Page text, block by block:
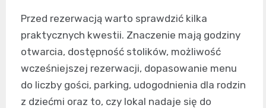
Przed rezerwacją warto sprawdzić kilka
praktycznych kwestii. Znaczenie mają godziny
otwarcia, dostępność stolików, możliwość
wcześniejszej rezerwacji, dopasowanie menu
do liczby gości, parking, udogodnienia dla rodzin
z dziećmi oraz to, czy lokal nadaje się do